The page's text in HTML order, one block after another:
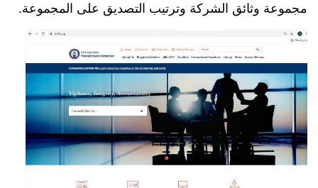
مجموعة وثائق الشركة وترتيب التصديق على المجموعة.